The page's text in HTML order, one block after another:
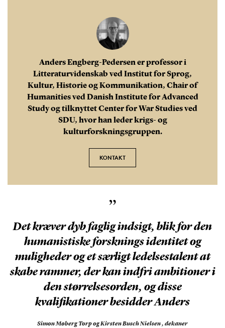
Anders Engberg-Pedersen er professor i
Litteraturvidenskab ved Institut for Sprog,
Kultur, Historie og Kommunikation, Chair of
Humanities ved Danish Institute for Advanced
Study og tilknyttet Center for War Studies ved
SDU, hvor han leder krigs- og
kulturforskningsgruppen.
KONTAKT
”
Det kræver dyb faglig indsigt, blik for den
humanistiske forsknings identitet og
muligheder og et særligt ledelsestalent at
skabe rammer, der kan indfri ambitioner i
den størrelsesorden, og disse
kvalifikationer besidder Anders
Simon Møberg Torp og Kirsten Busch Nielsen , dekaner